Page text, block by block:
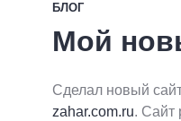
БЛОГ
Мой
Сделал новый
zahar.com.ru. Сайт